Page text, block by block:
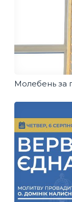
Молебень за